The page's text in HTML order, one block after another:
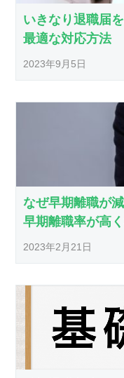
いきなり退職届
最適な対応方法
2023年9月5日
なぜ早期離職が
早期離職率が高
2023年2月21日